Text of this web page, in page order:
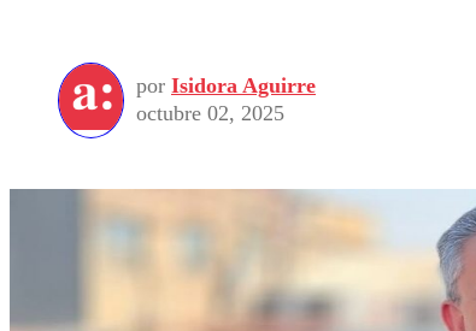
por Isidora Aguirre
octubre 02, 2025